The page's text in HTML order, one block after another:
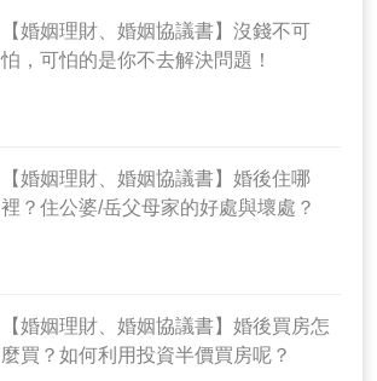
【婚姻理財、婚姻協議書】沒錢不可
怕，可怕的是你不去解決問題！
【婚姻理財、婚姻協議書】婚後住哪
裡？住公婆/岳父母家的好處與壞處？
【婚姻理財、婚姻協議書】婚後買房怎
麼買？如何利用投資半價買房呢？